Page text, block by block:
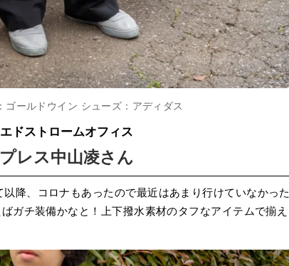
ゴールドウイン シューズ：アディダス
エドストロームオフィス
プレス中山凌さん
以降、コロナもあったので最近はあまり行けていなかった
ガチ装備かなと！上下撥水素材のタフなアイテムで揃え